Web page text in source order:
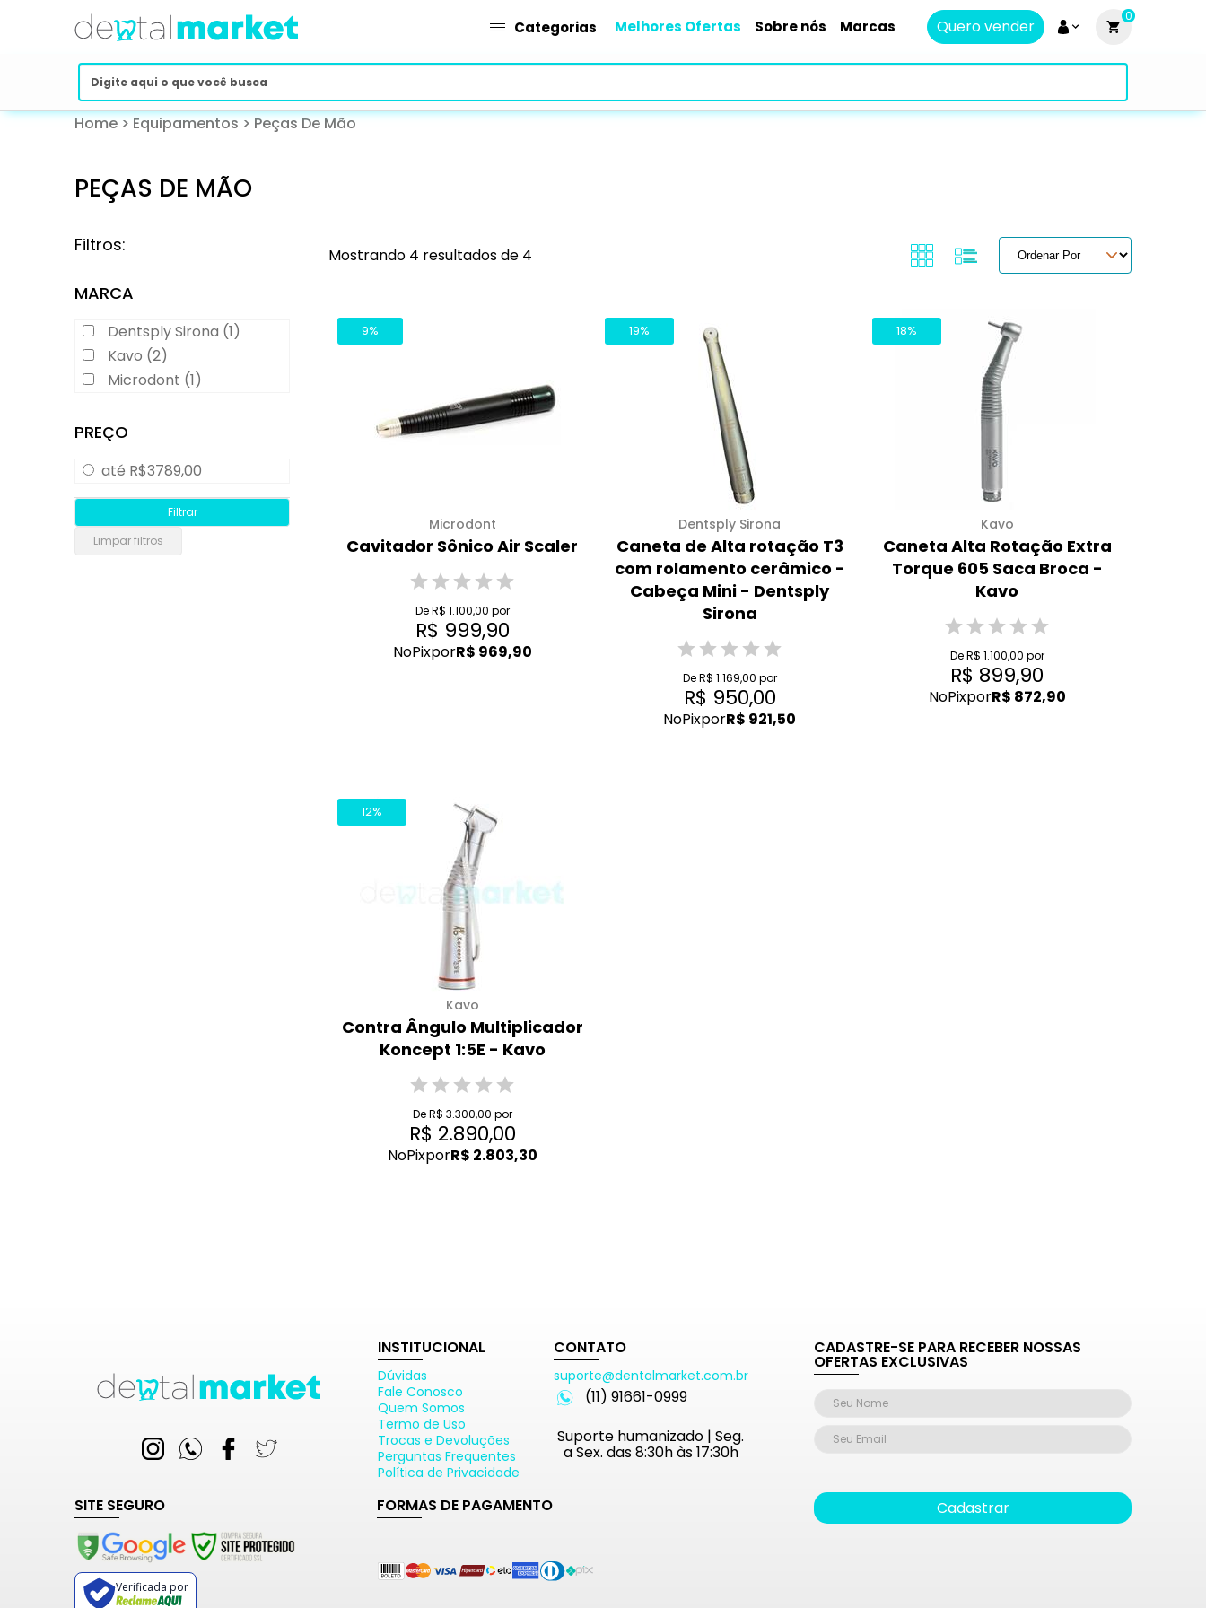
Categorias Melhores Ofertas Sobre nós Marcas Quero vender
0
Home > Equipamentos > Peças De Mão
PEÇAS DE MÃO
Filtros:
MARCA
Dentsply Sirona (1)
Kavo (2)
Microdont (1)
PREÇO
até R$3789,00
Mostrando 4 resultados de 4
9%
Microdont
Cavitador Sônico Air Scaler
De R$ 1.100,00 por
R$ 999,90
NoPixporR$ 969,90
19%
Dentsply Sirona
Caneta de Alta rotação T3
com rolamento cerâmico -
Cabeça Mini - Dentsply
Sirona
De R$ 1.169,00 por
R$ 950,00
NoPixporR$ 921,50
18%
Kavo
Caneta Alta Rotação Extra
Torque 605 Saca Broca -
Kavo
De R$ 1.100,00 por
R$ 899,90
NoPixporR$ 872,90
12%
Kavo
Contra Ângulo Multiplicador
Koncept 1:5E - Kavo
De R$ 3.300,00 por
R$ 2.890,00
NoPixporR$ 2.803,30
INSTITUCIONAL
Dúvidas
Fale Conosco
Quem Somos
Termo de Uso
Trocas e Devoluções
Perguntas Frequentes
Política de Privacidade
CONTATO
suporte@dentalmarket.com.br
(11) 91661-0999
Suporte humanizado | Seg.
a Sex. das 8:30h às 17:30h
SITE SEGURO
Verificada por
FORMAS DE PAGAMENTO
CADASTRE-SE PARA RECEBER NOSSAS
OFERTAS EXCLUSIVAS
Cadastrar